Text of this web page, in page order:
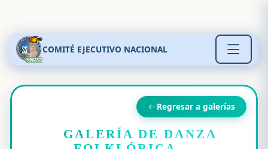
COMITÉ EJECUTIVO NACIONAL
Regresar a galerías
GALERÍA DE DANZA